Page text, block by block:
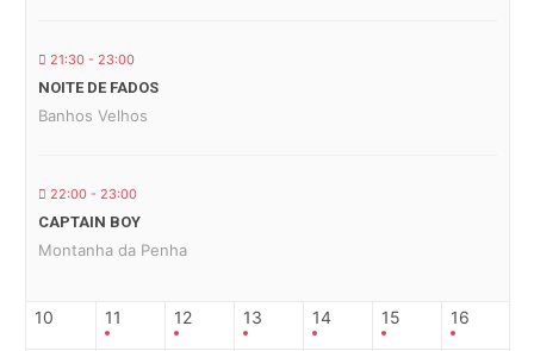
21:30 - 23:00
NOITE DE FADOS
Banhos Velhos
22:00 - 23:00
CAPTAIN BOY
Montanha da Penha
10 11 12 13 14 15 16